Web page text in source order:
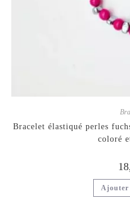
Bracelet élastiqué perles
coloré
Ajouter